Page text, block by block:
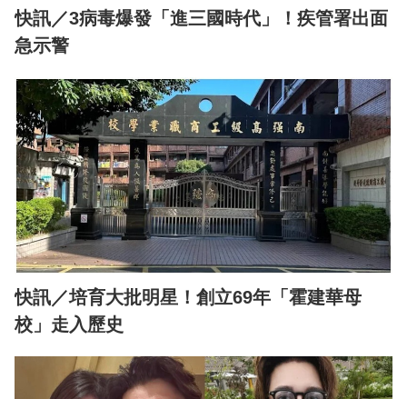
快訊／3病毒爆發「進三國時代」！疾管署出面
急示警
快訊／培育大批明星！創立69年「霍建華母
校」走入歷史